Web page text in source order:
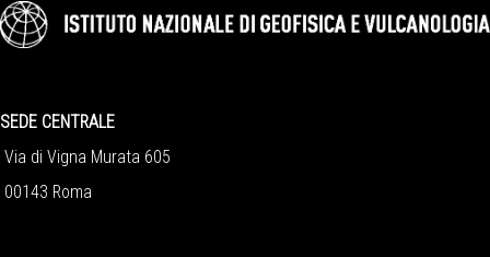
SEDE CENTRALE
Via di Vigna Murata 605
00143 Roma